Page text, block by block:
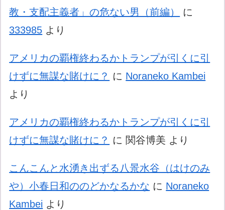
教・支配主義者」の危ない男（前編）
に
333985 より
アメリカの覇権終わるかトランプが引くに引
けずに無謀な賭けに？ に Noraneko Kambei
より
アメリカの覇権終わるかトランプが引くに引
けずに無謀な賭けに？ に 関谷博美 より
こんこんと水湧き出ずる八景水谷（はけのみ
や）小春日和ののどかなるかな に Noraneko
Kambei より